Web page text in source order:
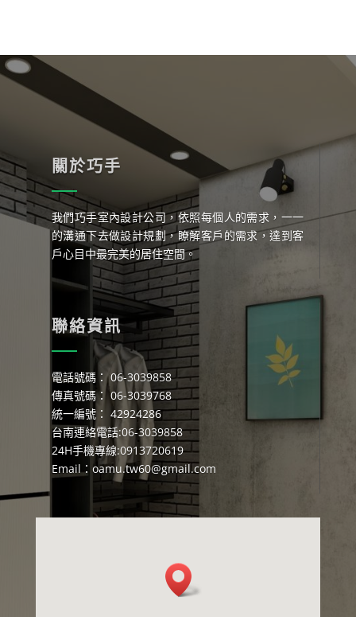
關於巧手
我們巧手室內設計公司，依照每個人的需求，一一
的溝通下去做設計規劃，瞭解客戶的需求，達到客
戶心目中最完美的居住空間。
聯絡資訊
電話號碼： 06-3039858
傳真號碼： 06-3039768
統一編號： 42924286
台南連絡電話:06-3039858
24H手機專線:0913720619
Email： oamu.tw60@gmail.com